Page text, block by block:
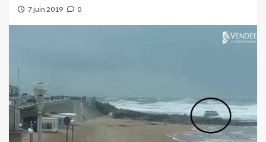
7 juin 2019 0